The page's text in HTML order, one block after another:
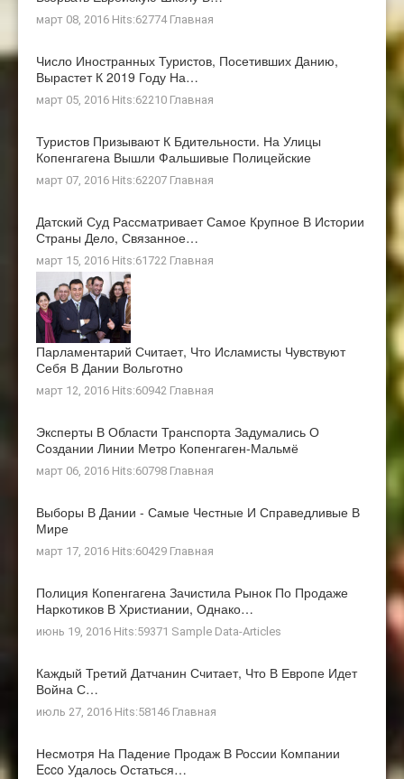
март 08, 2016 Hits:62774 Главная
Число Иностранных Туристов, Посетивших Данию,
Вырастет К 2019 Году На…
март 05, 2016 Hits:62210 Главная
Туристов Призывают К Бдительности. На Улицы
Копенгагена Вышли Фальшивые Полицейские
март 07, 2016 Hits:62207 Главная
Датский Суд Рассматривает Самое Крупное В Истории
Страны Дело, Связанное…
март 15, 2016 Hits:61722 Главная
Парламентарий Считает, Что Исламисты Чувствуют
Себя В Дании Вольготно
март 12, 2016 Hits:60942 Главная
Эксперты В Области Транспорта Задумались О
Создании Линии Метро Копенгаген-Мальмё
март 06, 2016 Hits:60798 Главная
Выборы В Дании - Самые Честные И Справедливые В
Мире
март 17, 2016 Hits:60429 Главная
Полиция Копенгагена Зачистила Рынок По Продаже
Наркотиков В Христиании, Однако…
июнь 19, 2016 Hits:59371 Sample Data-Articles
Каждый Третий Датчанин Считает, Что В Европе Идет
Война С…
июль 27, 2016 Hits:58146 Главная
Несмотря На Падение Продаж В России Компании
Ecco Удалось Остаться…